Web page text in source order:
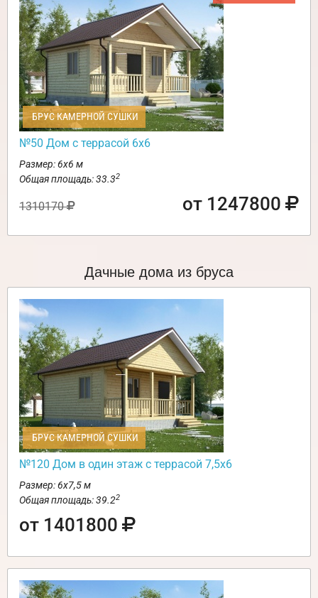
БРУС КАМЕРНОЙ СУШКИ
№50 Дом с террасой 6х6
Размер: 6х6 м
Общая площадь: 33.32
1310170 от 1247800
Дачные дома из бруса
БРУС КАМЕРНОЙ СУШКИ
№120 Дом в один этаж с террасой 7,5х6
Размер: 6х7,5 м
Общая площадь: 39.22
от 1401800